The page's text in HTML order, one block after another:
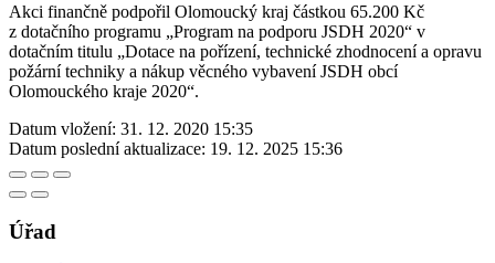
Akci finančně podpořil Olomoucký kraj částkou 65.200 Kč
z dotačního programu „Program na podporu JSDH 2020“ v
dotačním titulu „Dotace na pořízení, technické zhodnocení a opravu
požární techniky a nákup věcného vybavení JSDH obcí
Olomouckého kraje 2020“.
Datum vložení: 31. 12. 2020 15:35
Datum poslední aktualizace: 19. 12. 2025 15:36
Úřad